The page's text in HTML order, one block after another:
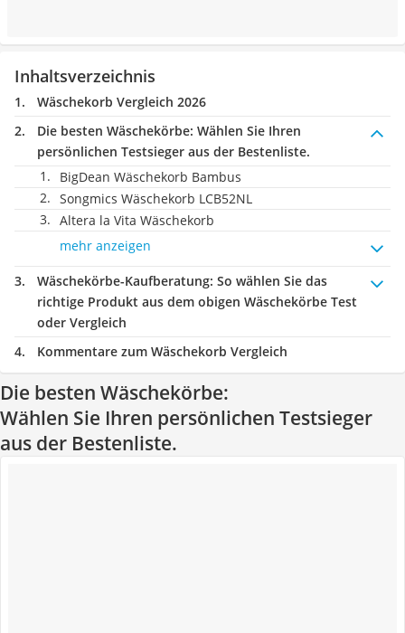
Inhaltsverzeichnis
Wäschekorb Vergleich 2026
Die besten Wäschekörbe: Wählen Sie Ihren
persönlichen Testsieger aus der Bestenliste.
BigDean Wäschekorb Bambus
Songmics Wäschekorb LCB52NL
Altera la Vita Wäschekorb
mehr anzeigen
Wäschekörbe-Kaufberatung: So wählen Sie das
richtige Produkt aus dem obigen Wäschekörbe Test
oder Vergleich
Kommentare zum Wäschekorb Vergleich
Die besten Wäschekörbe:
Wählen Sie Ihren persönlichen Testsieger
aus der Bestenliste.